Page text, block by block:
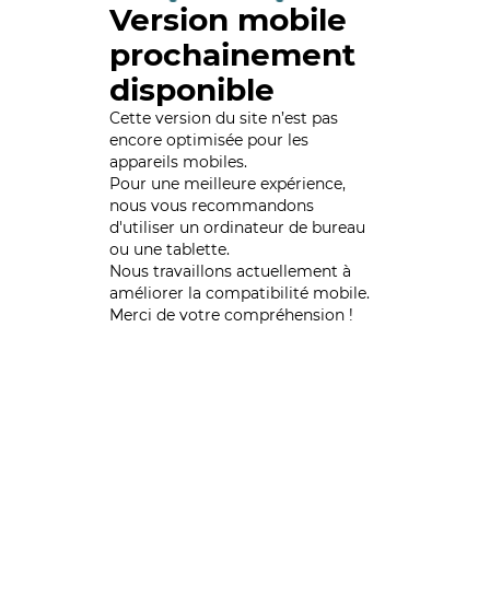
Version mobile
prochainement
disponible
Cette version du site n’est pas
encore optimisée pour les
appareils mobiles.
Pour une meilleure expérience,
nous vous recommandons
d'utiliser un ordinateur de bureau
ou une tablette.
Nous travaillons actuellement à
améliorer la compatibilité mobile.
Merci de votre compréhension !